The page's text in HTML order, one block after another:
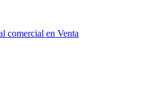
comercial en Venta